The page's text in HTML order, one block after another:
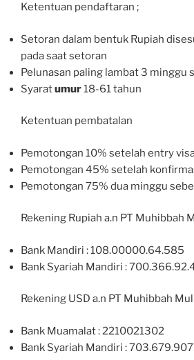
Ketentuan pendaftaran ;
Setoran dalam bentuk Rupiah
pada saat setoran
Pelunasan paling lambat 3 minggu
Syaratumur18-61 tahun
Ketentuan pembatalan
Pemotongan 10% setelah entry
Pemotongan 45% setelah
Pemotongan 75% dua minggu
Rekening Rupiah a.n PT Muhibbah
Bank Mandiri : 108.00000.64.585
Bank Syariah Mandiri :
Rekening USD a.n PT Muhibbah
Bank Muamalat : 2210021302
Bank Syariah Mandiri :